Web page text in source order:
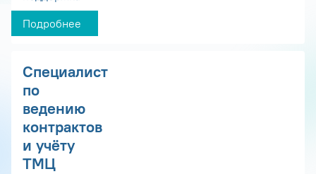
Подробнее
Специалист
по
ведению
контрактов
и учёту
ТМЦ